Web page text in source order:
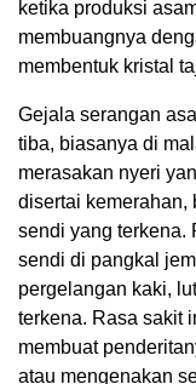
ketika produksi
membuangnya
membentuk kristal
Gejala serangan
tiba, biasanya di
merasakan nyeri
disertai kemerahan,
sendi yang terkena.
sendi di pangkal
pergelangan kaki,
terkena. Rasa sakit
membuat
atau mengenakan